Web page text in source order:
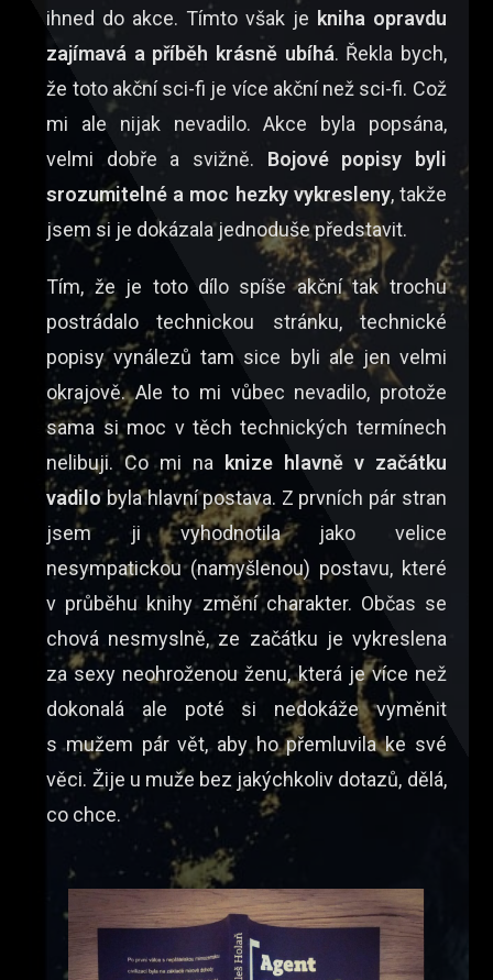
ihned do akce. Tímto však je kniha opravdu
zajímavá a příběh krásně ubíhá. Řekla bych,
že toto akční sci-fi je více akční než sci-fi. Což
mi ale nijak nevadilo. Akce byla popsána,
velmi dobře a svižně. Bojové popisy byli
srozumitelné a moc hezky vykresleny, takže
jsem si je dokázala jednoduše představit.
Tím, že je toto dílo spíše akční tak trochu
postrádalo technickou stránku, technické
popisy vynálezů tam sice byli ale jen velmi
okrajově. Ale to mi vůbec nevadilo, protože
sama si moc v těch technických termínech
nelibuji. Co mi na
knize hlavně v začátku
vadilobyla hlavní postava. Z prvních pár stran
jsem ji vyhodnotila jako velice
nesympatickou (namyšlenou) postavu, které
v průběhu knihy změní charakter. Občas se
chová nesmyslně, ze začátku je vykreslena
za sexy neohroženou ženu, která je více než
dokonalá ale poté si nedokáže vyměnit
s mužem pár vět, aby ho přemluvila ke své
věci. Žije u muže bez jakýchkoliv dotazů, dělá,
co chce.